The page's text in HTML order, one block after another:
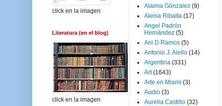
click en la imagen
Literatura (en el blog)
click en la imagen
Alaima Gónzalez (9)
Aleisa Ribalta (17)
Angel Padrón
Hernández (5)
Ani D Ramos (5)
Antonio J. Aiello (14)
Argentina (331)
Art (1643)
Arte en Miami (3)
Audio (3)
Aurelia Castillo (32)